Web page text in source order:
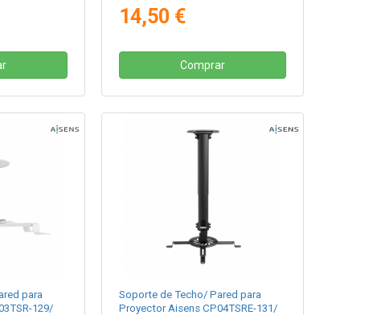
14,50 €
Comprar
para
129/
Soporte de Techo/ Pared para
Proyector Aisens CP04TSRE-131/